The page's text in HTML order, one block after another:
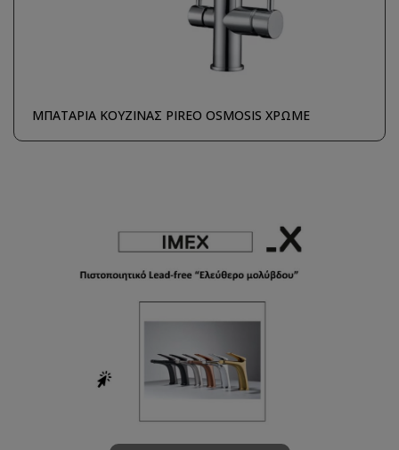
ΜΠΑΤΑΡΙΑ ΚΟΥΖΙΝΑΣ PIREO OSMOSIS ΧΡΩΜΕ